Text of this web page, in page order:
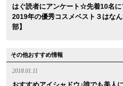
はぐ読者にアンケート☆先着10名
2019年の優秀コスメベスト３はな
部】
その他おすすめ情報
2018.01.11
おすすめアイシャドウ♪誰でも美人